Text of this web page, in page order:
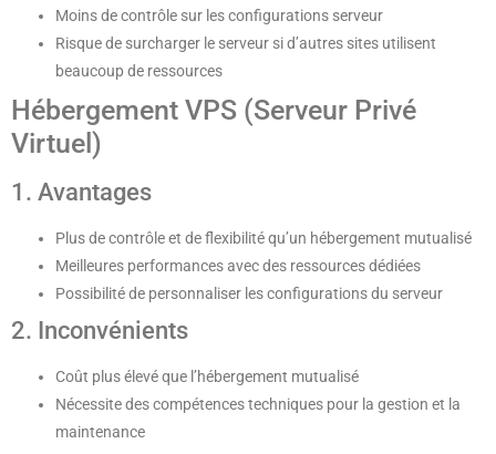
Moins de contrôle sur les configurations serveur
Risque de surcharger le serveur si d’autres sites utilisent
beaucoup de ressources
Hébergement VPS (Serveur Privé
Virtuel)
1. Avantages
Plus de contrôle et de flexibilité qu’un hébergement mutualisé
Meilleures performances avec des ressources dédiées
Possibilité de personnaliser les configurations du serveur
2. Inconvénients
Coût plus élevé que l’hébergement mutualisé
Nécessite des compétences techniques pour la gestion et la
maintenance